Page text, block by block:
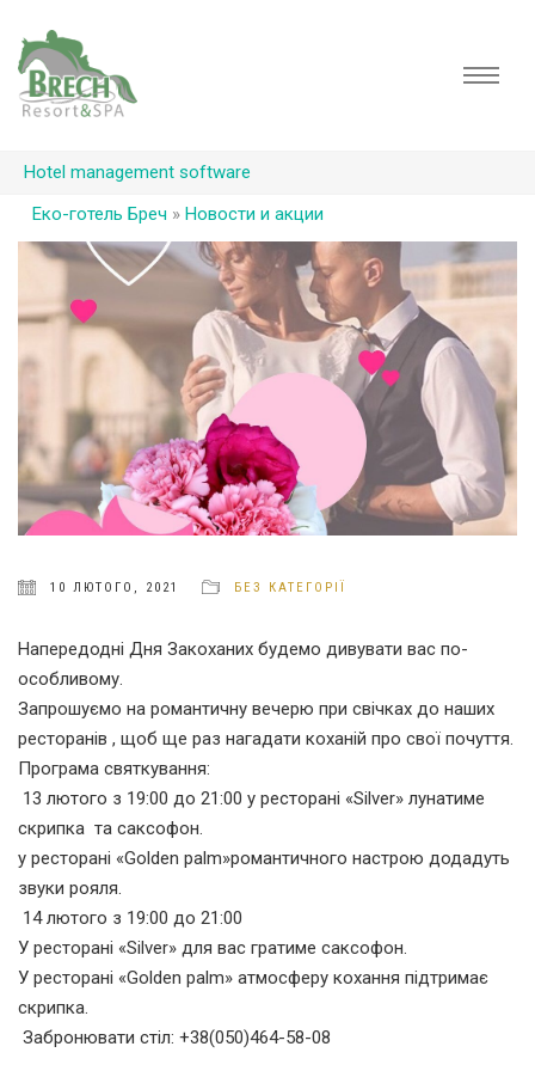
Hotel management software
Еко-готель Бреч » Новости и акции
10 ЛЮТОГО, 2021 БЕЗ КАТЕГОРІЇ
Напередодні Дня Закоханих будемо дивувати вас по-
особливому.
Запрошуємо на романтичну вечерю при свічках до наших
ресторанів , щоб ще раз нагадати коханій про свої почуття.
Програма святкування:
13 лютого з 19:00 до 21:00 у ресторані «Silver» лунатиме
скрипка та саксофон.
у ресторані «Golden palm»романтичного настрою додадуть
звуки рояля.
14 лютого з 19:00 до 21:00
У ресторані «Silver» для вас гратиме саксофон.
У ресторані «Golden palm» атмосферу кохання підтримає
скрипка.
Забронювати стіл: +38(050)464-58-08